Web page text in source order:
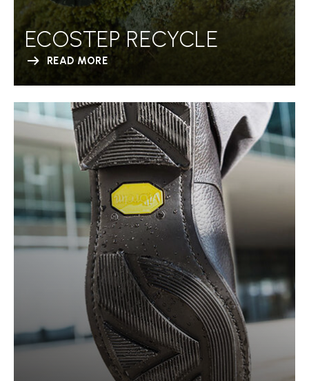
ECOSTEP RECYCLE
READ MORE